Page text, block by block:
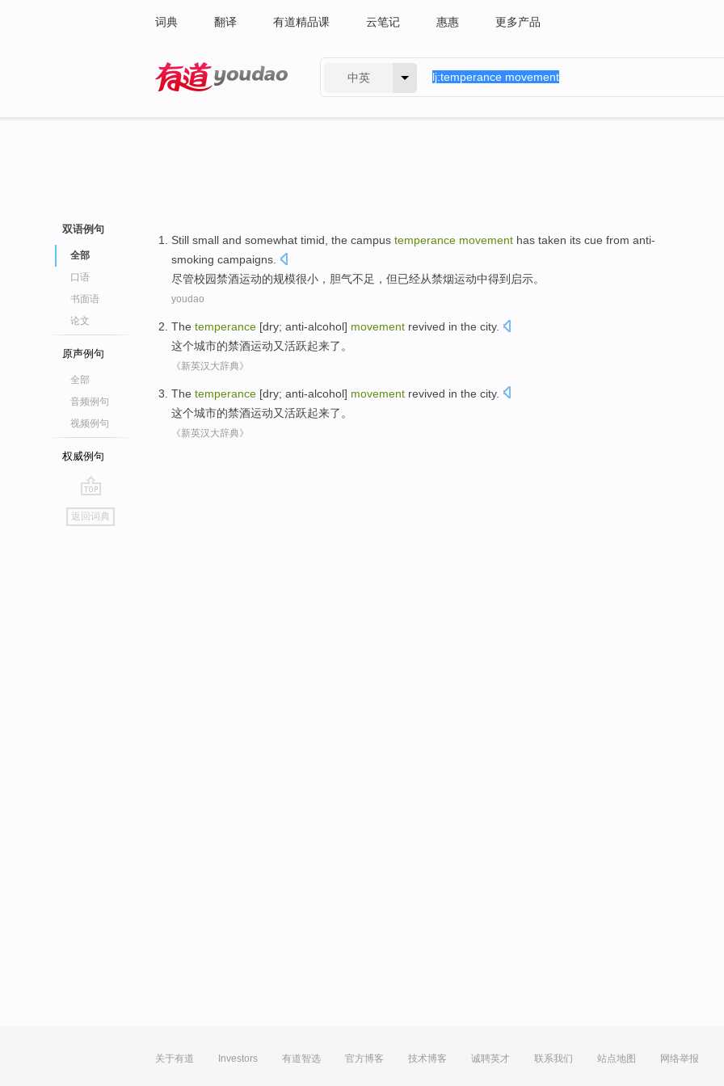
词典 翻译 有道精品课 云笔记 惠惠 更多产品
中英
双语例句
全部
口语
书面语
论文
原声例句
全部
音频例句
视频例句
权威例句
go
top
返回词典
Still small and somewhat timid, the campus temperance movement has taken its cue from anti-
smoking campaigns
尽管校园禁酒运动的规模很小 ，胆气不足，但已经从禁烟运动中得到 启示。
youdao
The temperance [dry; anti-alcohol] movement revived in the city.
这个城市的禁酒运动又活跃起来了。
《新英汉大辞典》
The temperance [dry; anti-alcohol] movement revived in the city.
这个城市的禁酒运动又活跃起来了。
《新英汉大辞典》
关于有道 Investors 有道智选 官方博客 技术博客 诚聘英才 联系我们 站点地图 网络举报